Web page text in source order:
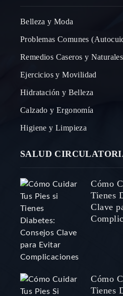
Belleza y Moda
Problemas Comunes
Remedios Caseros y Naturales
Ejercicios y Movilidad
Hidratación y Belleza
Calzado y Ergonomía
Higiene y Limpieza
SALUD
Cómo
Tienes
Clave
Cómo
Tienes